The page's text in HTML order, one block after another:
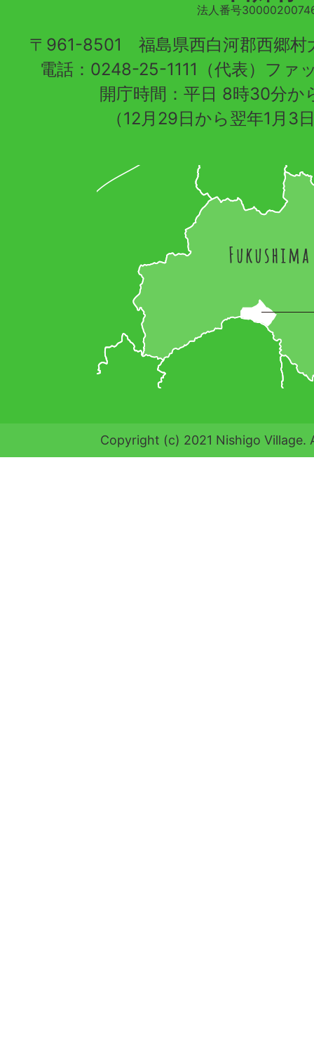
法人番号
〒961-8501 福島県西白河郡西郷村
電話：0248-25-1111（代表）フ
開庁時間：平日 8時30分か
（12月29日から翌年1月3
Copyright (c) 2021 Nishigo Village.